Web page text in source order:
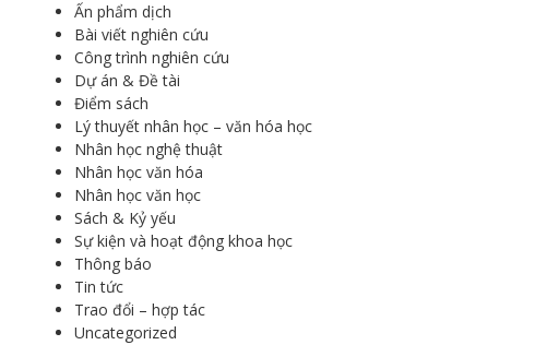
Ấn phẩm dịch
Bài viết nghiên cứu
Công trình nghiên cứu
Dự án & Đề tài
Điểm sách
Lý thuyết nhân học – văn hóa học
Nhân học nghệ thuật
Nhân học văn hóa
Nhân học văn học
Sách & Kỷ yếu
Sự kiện và hoạt động khoa học
Thông báo
Tin tức
Trao đổi – hợp tác
Uncategorized